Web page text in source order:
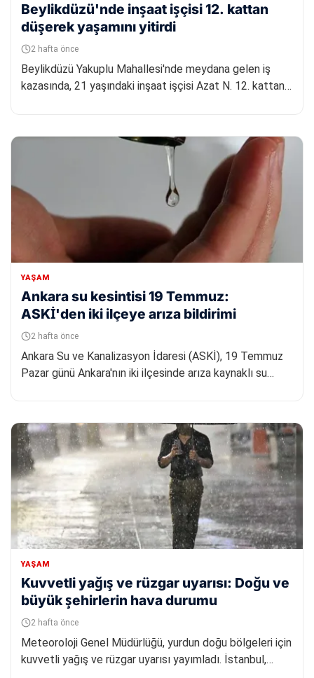
Beylikdüzü'nde inşaat işçisi 12. kattan
düşerek yaşamını yitirdi
2 hafta önce
Beylikdüzü Yakuplu Mahallesi'nde meydana gelen iş
kazasında, 21 yaşındaki inşaat işçisi Azat N. 12. kattan
YAŞAM
Ankara su kesintisi 19 Temmuz:
ASKİ'den iki ilçeye arıza bildirimi
2 hafta önce
Ankara Su ve Kanalizasyon İdaresi (ASKİ), 19 Temmuz
Pazar günü Ankara'nın iki ilçesinde arıza kaynaklı su
YAŞAM
Kuvvetli yağış ve rüzgar uyarısı: Doğu ve
büyük şehirlerin hava durumu
2 hafta önce
Meteoroloji Genel Müdürlüğü, yurdun doğu bölgeleri için
kuvvetli yağış ve rüzgar uyarısı yayımladı. İstanbul,